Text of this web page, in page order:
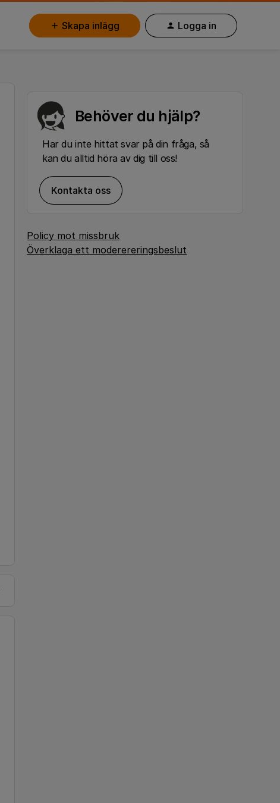
Skapa inlägg Logga in
Behöver du hjälp?
Har du inte hittat svar på din fråga, så
kan du alltid höra av dig till oss!
Kontakta oss
Policy mot missbruk
Överklaga ett moderereringsbeslut